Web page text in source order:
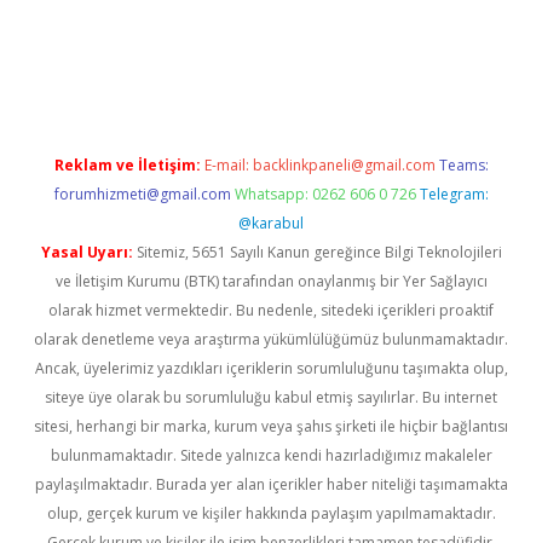
Reklam ve İletişim: E-mail: backlinkpaneli@gmail.com Teams:
forumhizmeti@gmail.com Whatsapp: 0262 606 0 726 Telegram:
@karabul
Yasal Uyarı: Sitemiz, 5651 Sayılı Kanun gereğince Bilgi Teknolojileri
ve İletişim Kurumu (BTK) tarafından onaylanmış bir Yer Sağlayıcı
olarak hizmet vermektedir. Bu nedenle, sitedeki içerikleri proaktif
olarak denetleme veya araştırma yükümlülüğümüz bulunmamaktadır.
Ancak, üyelerimiz yazdıkları içeriklerin sorumluluğunu taşımakta olup,
siteye üye olarak bu sorumluluğu kabul etmiş sayılırlar. Bu internet
sitesi, herhangi bir marka, kurum veya şahıs şirketi ile hiçbir bağlantısı
bulunmamaktadır. Sitede yalnızca kendi hazırladığımız makaleler
paylaşılmaktadır. Burada yer alan içerikler haber niteliği taşımamakta
olup, gerçek kurum ve kişiler hakkında paylaşım yapılmamaktadır.